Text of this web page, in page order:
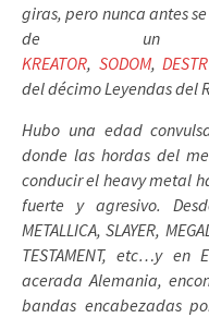
giras, pero nunca antes
de un
KREATOR, SODOM,
del décimo Leyendas del
Hubo una edad
donde las hordas del
conducir el heavy metal
fuerte y agresivo.
METALLICA, SLAYER,
TESTAMENT, etc…y
acerada Alemania,
bandas encabezadas